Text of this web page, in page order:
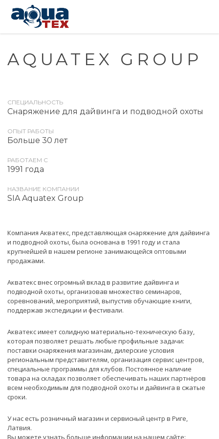
AQUATEX GROUP
СПЕЦИАЛЬНОСТЬ
Снаряжение для дайвинга и подводной охоты
ОПЫТ РАБОТЫ
Больше 30 лет
РАБОТАЕМ С
1991 года
НАЗВАНИЕ КОМПАНИИ
SIA Aquatex Group
Компания Акватекс, представляющая снаряжение для дайвинга
и подводной охоты, была основана в 1991 году и стала
крупнейшей в нашем регионе занимающейся оптовыми
продажами.
Акватекс внес огромный вклад в развитие дайвинга и
подводной охоты, организовав множество семинаров,
соревнований, мероприятий, выпустив обучающие книги,
поддержав экспедиции и фестивали.
Акватекс имеет солидную материально-техническую базу,
которая позволяет решать любые профильные задачи:
поставки снаряжения магазинам, дилерские условия
региональным представителям, организация сервис центров,
специальные программы для клубов. Постоянное наличие
товара на складах позволяет обеспечивать наших партнёров
всем необходимым для подводной охоты и дайвинга в сжатые
сроки.
У нас есть розничный магазин и сервисный центр в Риге,
Латвия.
Вы можете узнать больше информации на нашем сайте: